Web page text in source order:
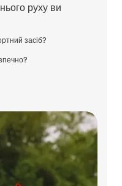
руху ви
засіб?